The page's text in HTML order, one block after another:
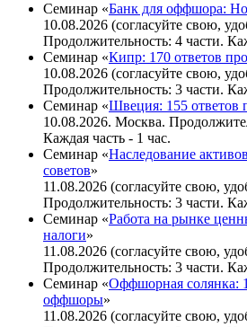
Семинар «Банк для оффшора:
10.08.2026 (согласуйте свою,
Продолжительность: 4 части.
Семинар «Кипр: 170 ответов
10.08.2026 (согласуйте свою,
Продолжительность: 3 части.
Семинар «Швеция: 155 ответов
10.08.2026. Москва.
Каждая часть - 1 час.
Семинар «Наследование
советов»
11.08.2026 (согласуйте свою,
Продолжительность: 3 части.
Семинар «Работа на рынке
налоги»
11.08.2026 (согласуйте свою,
Продолжительность: 3 части.
Семинар «Оффшорная солянка:
оффшоры»
11.08.2026 (согласуйте свою,